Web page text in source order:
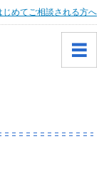
じめてご相談される方へ